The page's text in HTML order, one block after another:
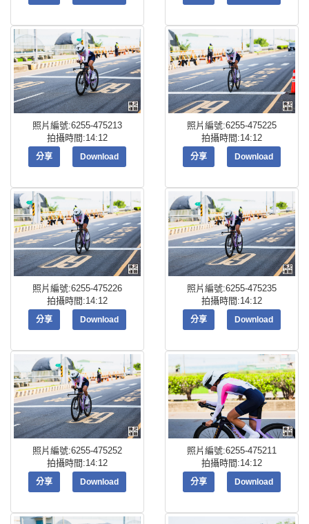
照片編號:6255-475213
拍攝時間:14:12
分享 Download
照片編號:6255-475225
拍攝時間:14:12
分享 Download
照片編號:6255-475226
拍攝時間:14:12
分享 Download
照片編號:6255-475235
拍攝時間:14:12
分享 Download
照片編號:6255-475252
拍攝時間:14:12
分享 Download
照片編號:6255-475211
拍攝時間:14:12
分享 Download